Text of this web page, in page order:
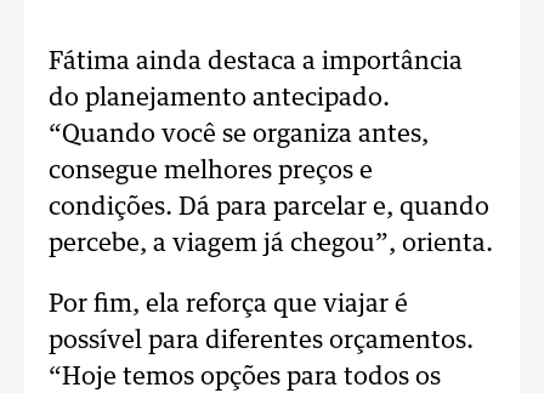
Fátima ainda destaca a importância
do planejamento antecipado.
“Quando você se organiza antes,
consegue melhores preços e
condições. Dá para parcelar e, quando
percebe, a viagem já chegou”, orienta.
Por fim, ela reforça que viajar é
possível para diferentes orçamentos.
“Hoje temos opções para todos os